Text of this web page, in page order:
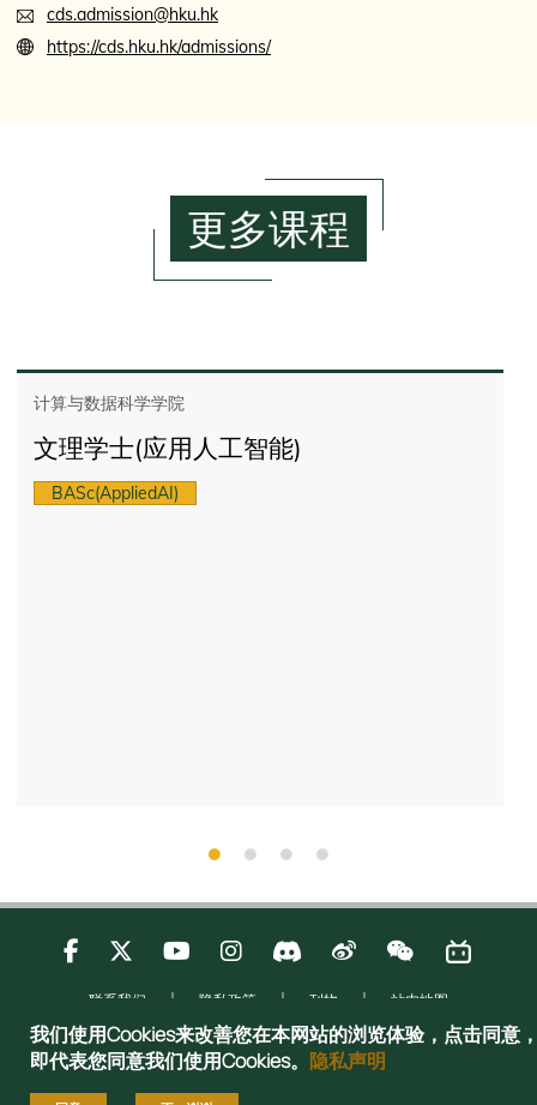
cds.admission@hku.hk
https://cds.hku.hk/admissions/
更多课程
计算与数据科学学院
文理学士(应用人工智能)
BASc(AppliedAI)
联系我们 隐私政策 刊物
站内地图
Copyright © 2025 Admissions Office, The Registry, The University of Hong
Kong. All rights reserved.
我们使用Cookies来改善您在本网站的浏览体验，点击同意
即代表您同意我们使用Cookies。 隐私声明